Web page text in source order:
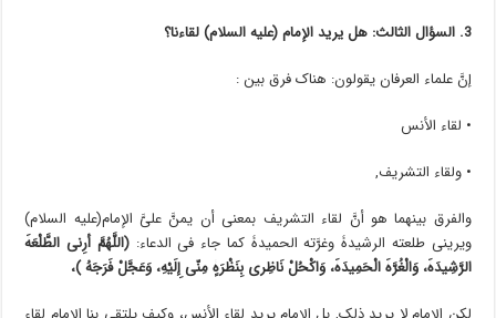
3. السؤال الثالث: هل یرید الإمام (علیه السلام) لقاءنا؟
إنَّ علماء العرفان یقولون: هناک فرق بین :
• لقاء الأنس
• ولقاء التشریف,
والفرق بینهما هو أنَّ لقاء التشریف بمعنى أن یمنَّ علیَّ الإمام(علیه السلام)
ویرینی طلعته الرشیدۀ وغرَّته الحمیدۀ کما جاء فی الدعاء:(اللَّهُمَّ أرِنی الطَّلْعَۀَ
الرَّشِیدَۀَ، وَالْغُرَّۀَ الْحَمِیدَۀَ، وَاکْحُلْ نَاظِری بِنَظْرَۀٍ مِنّی إِلَیْهِ، وَعَجَّلْ فَرَجَهُ )،